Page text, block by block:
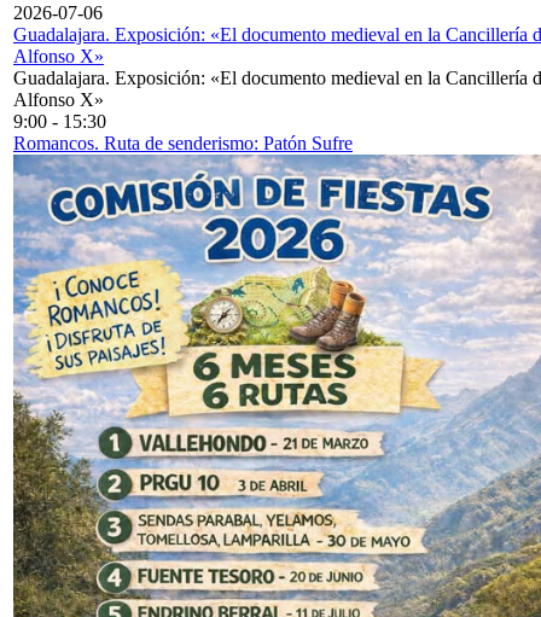
2026-07-06
Guadalajara. Exposición: «El documento medieval en la Cancillería
Alfonso X»
Guadalajara. Exposición: «El documento medieval en la Cancillería
Alfonso X»
9:00 - 15:30
Romancos. Ruta de senderismo: Patón Sufre